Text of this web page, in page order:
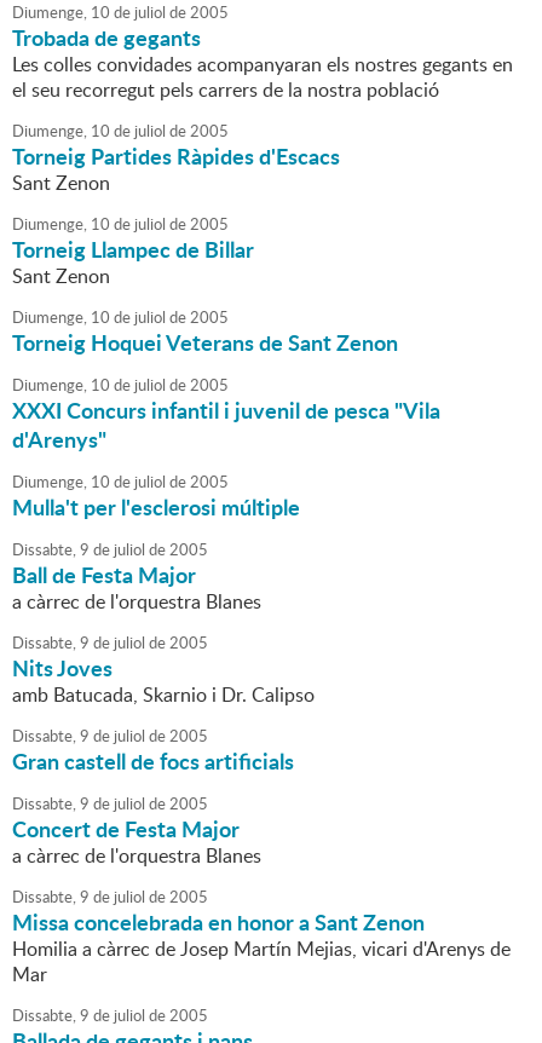
Diumenge, 10 de juliol de2005
Trobada de gegants
Les colles convidades acompanyaran els nostres gegants en
el seu recorregut pels carrers de la nostra població
Diumenge, 10 de juliol de2005
Torneig Partides Ràpides d'Escacs
Sant Zenon
Diumenge, 10 de juliol de2005
Torneig Llampec de Billar
Sant Zenon
Diumenge, 10 de juliol de2005
Torneig Hoquei Veterans de Sant Zenon
Diumenge, 10 de juliol de2005
XXXI Concurs infantil i juvenil de pesca "Vila
d'Arenys"
Diumenge, 10 de juliol de2005
Mulla't per l'esclerosi múltiple
Dissabte,9 de juliol de2005
Ball de Festa Major
a càrrec de l'orquestra Blanes
Dissabte,9 de juliol de2005
Nits Joves
amb Batucada, Skarnio i Dr. Calipso
Dissabte,9 de juliol de2005
Gran castell de focs artificials
Dissabte,9 de juliol de2005
Concert de Festa Major
a càrrec de l'orquestra Blanes
Dissabte,9 de juliol de2005
Missa concelebrada en honor a Sant Zenon
Homilia a càrrec de Josep Martín Mejias, vicari d'Arenys de
Mar
Dissabte,9 de juliol de2005